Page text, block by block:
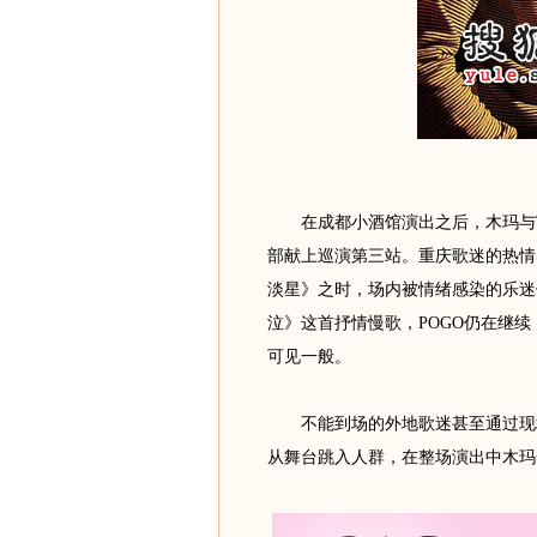
在成都小酒馆演出之后，木玛与
部献上巡演第三站。重庆歌迷的热
淡星》之时，场内被情绪感染的乐
泣》这首抒情慢歌，POGO仍在继
可见一般。
不能到场的外地歌迷甚至通过现
从舞台跳入人群，在整场演出中木